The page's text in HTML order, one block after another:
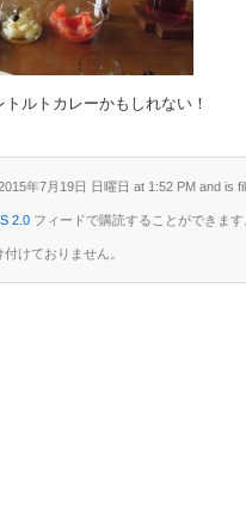
ルトカレーかもしれない！
年7月19日 日曜日 at 1:52 PM and is
2.0フィードで購読することができます
けておりません。